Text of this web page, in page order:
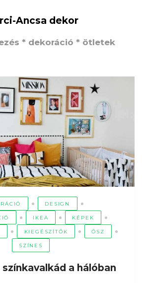
Ancsa dekor
* dekoráció * ötletek
DESIGN
IKEA KÉPEK
KIEGÉSZÍTŐK ŐSZ
SZÍNES
a hálóban